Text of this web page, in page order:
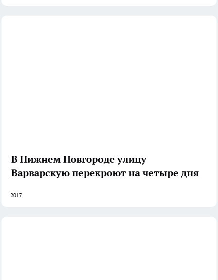
В Нижнем Новгороде улицу
Варварскую перекроют на четыре дня
2017